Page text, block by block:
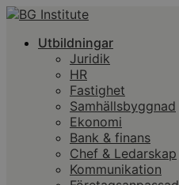
Utbildningar
Juridik
HR
Fastighet
Samhällsbyggnad
Ekonomi
Bank & finans
Chef & Ledarskap
Kommunikation